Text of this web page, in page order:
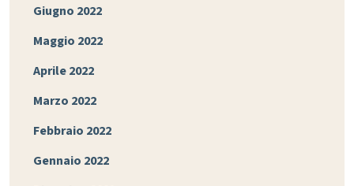
Giugno 2022
Maggio 2022
Aprile 2022
Marzo 2022
Febbraio 2022
Gennaio 2022